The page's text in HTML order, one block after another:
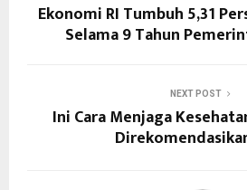
Ekonomi RI Tumbuh 5,31
Selama 9 Tahun
NEXT POST
Ini Cara Menjaga